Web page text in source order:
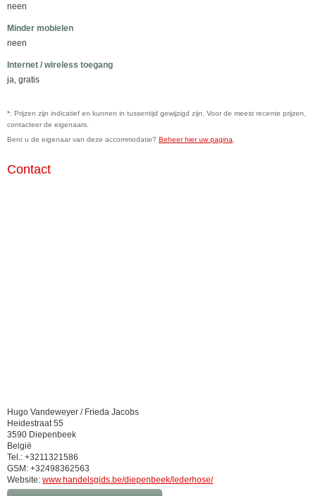
neen
Minder mobielen
neen
Internet / wireless toegang
ja, gratis
*: Prijzen zijn indicatief en kunnen in tussentijd gewijzigd zijn. Voor de meest recente prijzen,
contacteer de eigenaars.
Bent u de eigenaar van deze accommodatie? Beheer hier uw pagina
Contact
Hugo Vandeweyer / Frieda Jacobs
Heidestraat 55
3590 Diepenbeek
België
Tel.: +3211321586
GSM: +32498362563
Website: www.handelsgids.be/diepenbeek/lederhose/